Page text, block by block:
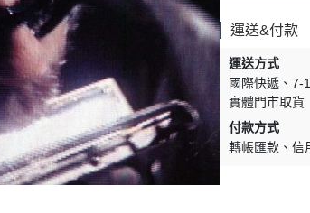
(NU) K-Pop 韓國流行
(NU) Metal 金屬樂
(NU) O.S.T 原聲帶
(NU) Pop Rock 流行搖滾
(NU) Pop 西洋流行
(NU) Post-Rock 後搖
(SC) Hard Rock 硬搖滾
(SC) Hip Hop 嘻哈
(SC) Jazz 爵士
(SC) Metal 金屬樂
(SC) O.S.T 原聲帶
(SC) Pop Rock 流行搖滾
運送&付款
運送方式
國際快遞
7-
實體門市取貨
付款方式
轉帳匯款
信